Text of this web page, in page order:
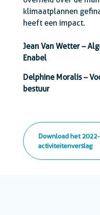
klimaatplannen
heeft een impact.
Jean Van Wetter –
Enabel
Delphine Moralis –
bestuur
Download het
activiteitenverslag